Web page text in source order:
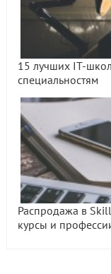
15 лучших IT-
специальностям
Распродажа в
курсы и